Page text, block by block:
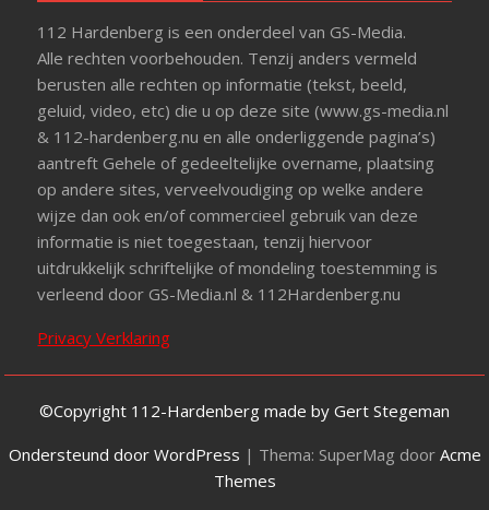
112 Hardenberg is een onderdeel van GS-Media.
Alle rechten voorbehouden. Tenzij anders vermeld
berusten alle rechten op informatie (tekst, beeld,
geluid, video, etc) die u op deze site (www.gs-media.nl
& 112-hardenberg.nu en alle onderliggende pagina’s)
aantreft Gehele of gedeeltelijke overname, plaatsing
op andere sites, verveelvoudiging op welke andere
wijze dan ook en/of commercieel gebruik van deze
informatie is niet toegestaan, tenzij hiervoor
uitdrukkelijk schriftelijke of mondeling toestemming is
verleend door GS-Media.nl & 112Hardenberg.nu
Privacy Verklaring
©Copyright 112-Hardenberg made by Gert Stegeman
Ondersteund door WordPress | Thema: SuperMag door Acme
Themes